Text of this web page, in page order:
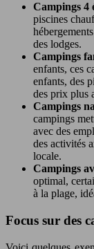
Campings 4
piscines
des lodges.
Campings
enfants, ces
enfants, des
des prix plus
Campings
campings
avec des
des activités
locale.
Campings
optimal,
à la plage,
Focus sur des